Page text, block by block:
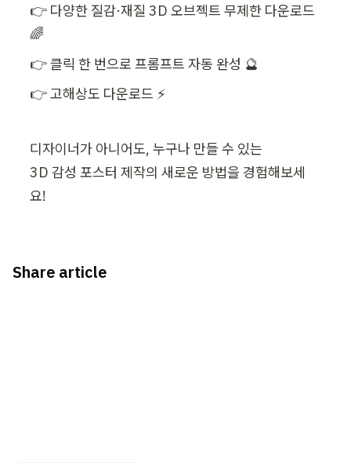
👉 다양한 질감·재질 3D 오브젝트 무제한 다운로드
🌈
👉 클릭 한 번으로 프롬프트 자동 완성 🔮
👉 고해상도 다운로드 ⚡️
디자이너가 아니어도, 누구나 만들 수 있는
3D 감성 포스터 제작의 새로운 방법을 경험해보세
요!
Share article